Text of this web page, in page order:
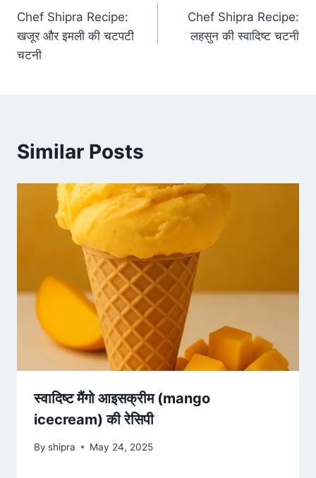
Chef Shipra Recipe:
खजूर और इमली की चटपटी
चटनी
Chef Shipra Recipe:
लहसुन की स्वादिष्ट चटनी
Similar Posts
स्वादिष्ट मैंगो आइसक्रीम (mango
icecream) की रेसिपी
By shipra May 24, 2025